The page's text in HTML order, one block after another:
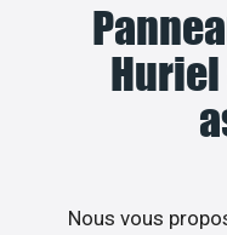
Nous vous